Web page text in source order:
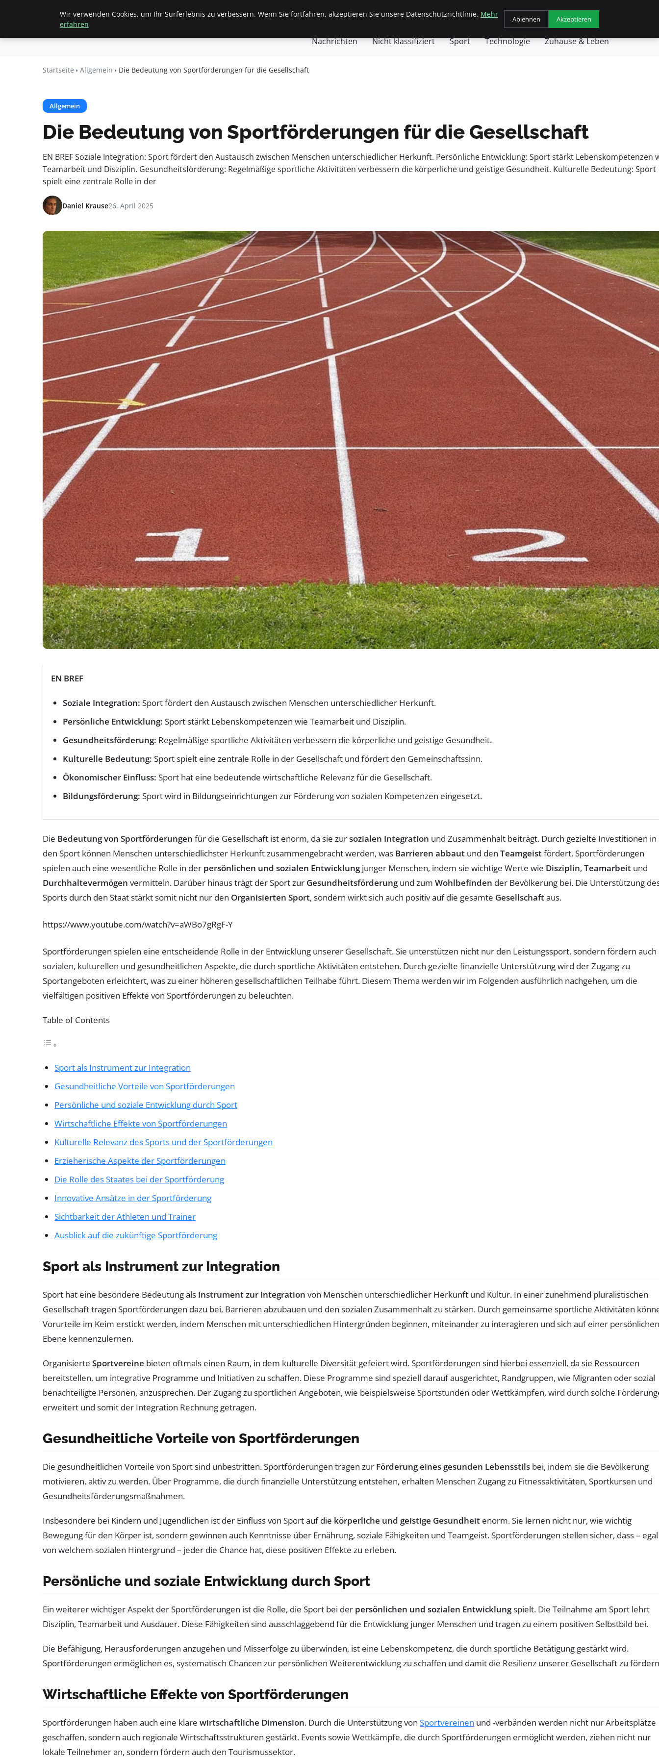
Beyond
Startseite Allgemein Finanzen & Immobilien Frauen / Mode Geschäft Gesundheit Haustiere Kochen
Nachrichten Nicht klassifiziert Sport Technologie Zuhause & Leben
Startseite Allgemein Die Bedeutung von Sportförderungen für die Gesellschaft
Allgemein
Die Bedeutung von Sportförderungen für die Gesellschaft
EN BREF Soziale Integration: Sport fördert den Austausch zwischen Menschen unterschiedlicher Herkunft. Persönliche Entwicklung: Sport stärkt Lebenskompetenzen
Teamarbeit und Disziplin. Gesundheitsförderung: Regelmäßige sportliche Aktivitäten verbessern die körperliche und geistige Gesundheit. Kulturelle Bedeutung: Sport
spielt eine zentrale Rolle in der
Daniel Krause26. April 2025
EN BREF
Soziale Integration: Sport fördert den Austausch zwischen Menschen unterschiedlicher Herkunft.
Persönliche Entwicklung: Sport stärkt Lebenskompetenzen wie Teamarbeit und Disziplin.
Gesundheitsförderung: Regelmäßige sportliche Aktivitäten verbessern die körperliche und geistige Gesundheit.
Kulturelle Bedeutung: Sport spielt eine zentrale Rolle in der Gesellschaft und fördert den Gemeinschaftssinn.
Ökonomischer Einfluss: Sport hat eine bedeutende wirtschaftliche Relevanz für die Gesellschaft.
Bildungsförderung: Sport wird in Bildungseinrichtungen zur Förderung von sozialen Kompetenzen eingesetzt.
Die Bedeutung von Sportförderungen für die Gesellschaft ist enorm, da sie zursozialen Integration und Zusammenhalt beiträgt. Durch gezielte Investitionen in
den Sport können Menschen unterschiedlichster Herkunft zusammengebracht werden, was Barrieren abbaut und den Teamgeistfördert. Sportförderungen
spielen auch eine wesentliche Rolle in der persönlichen und sozialen Entwicklungjunger Menschen, indem sie wichtige Werte wie Disziplin, Teamarbeit und
Durchhaltevermögen vermitteln. Darüber hinaus trägt der Sport zur Gesundheitsförderungund zum Wohlbefinden der Bevölkerung bei. Die Unterstützung
Sports durch den Staat stärkt somit nicht nur den Organisierten Sport, sondern wirkt sich auch positiv auf die gesamte Gesellschaftaus.
https://www.youtube.com/watch?v=aWBo7gRgF-Y
Sportförderungen spielen eine entscheidende Rolle in der Entwicklung unserer Gesellschaft. Sie unterstützen nicht nur den Leistungssport, sondern fördern auch
sozialen, kulturellen und gesundheitlichen Aspekte, die durch sportliche Aktivitäten entstehen. Durch gezielte finanzielle Unterstützung wird der Zugang zu
Sportangeboten erleichtert, was zu einer höheren gesellschaftlichen Teilhabe führt. Diesem Thema werden wir im Folgenden ausführlich nachgehen, um die
vielfältigen positiven Effekte von Sportförderungen zu beleuchten.
Table of Contents
Sport als Instrument zur Integration
Gesundheitliche Vorteile von Sportförderungen
Persönliche und soziale Entwicklung durch Sport
Wirtschaftliche Effekte von Sportförderungen
Kulturelle Relevanz des Sports und der Sportförderungen
Erzieherische Aspekte der Sportförderungen
Die Rolle des Staates bei der Sportförderung
Innovative Ansätze in der Sportförderung
Sichtbarkeit der Athleten und Trainer
Ausblick auf die zukünftige Sportförderung
Sport als Instrument zur Integration
Sport hat eine besondere Bedeutung als Instrument zur Integration von Menschen unterschiedlicher Herkunft und Kultur. In einer zunehmend pluralistischen
Gesellschaft tragen Sportförderungen dazu bei, Barrieren abzubauen und den sozialen Zusammenhalt zu stärken. Durch gemeinsame sportliche Aktivitäten
Vorurteile im Keim erstickt werden, indem Menschen mit unterschiedlichen Hintergründen beginnen, miteinander zu interagieren und sich auf einer persönlichen
Ebene kennenzulernen.
Organisierte Sportvereine bieten oftmals einen Raum, in dem kulturelle Diversität gefeiert wird. Sportförderungen sind hierbei essenziell, da sie Ressourcen
bereitstellen, um integrative Programme und Initiativen zu schaffen. Diese Programme sind speziell darauf ausgerichtet, Randgruppen, wie Migranten oder sozial
benachteiligte Personen, anzusprechen. Der Zugang zu sportlichen Angeboten, wie beispielsweise Sportstunden oder Wettkämpfen, wird durch solche
erweitert und somit der Integration Rechnung getragen.
Gesundheitliche Vorteile von Sportförderungen
Die gesundheitlichen Vorteile von Sport sind unbestritten. Sportförderungen tragen zur Förderung eines gesunden Lebensstils bei, indem sie die Bevölkerung
motivieren, aktiv zu werden. Über Programme, die durch finanzielle Unterstützung entstehen, erhalten Menschen Zugang zu Fitnessaktivitäten, Sportkursen und
Gesundheitsförderungsmaßnahmen.
Insbesondere bei Kindern und Jugendlichen ist der Einfluss von Sport auf die körperliche und geistige Gesundheit enorm. Sie lernen nicht nur, wie wichtig
Bewegung für den Körper ist, sondern gewinnen auch Kenntnisse über Ernährung, soziale Fähigkeiten und Teamgeist. Sportförderungen stellen sicher, dass – egal
von welchem sozialen Hintergrund – jeder die Chance hat, diese positiven Effekte zu erleben.
Persönliche und soziale Entwicklung durch Sport
Ein weiterer wichtiger Aspekt der Sportförderungen ist die Rolle, die Sport bei der persönlichen und sozialen Entwicklungspielt. Die Teilnahme am Sport lehrt
Disziplin, Teamarbeit und Ausdauer. Diese Fähigkeiten sind ausschlaggebend für die Entwicklung junger Menschen und tragen zu einem positiven Selbstbild bei.
Die Befähigung, Herausforderungen anzugehen und Misserfolge zu überwinden, ist eine Lebenskompetenz, die durch sportliche Betätigung gestärkt wird.
Sportförderungen ermöglichen es, systematisch Chancen zur persönlichen Weiterentwicklung zu schaffen und damit die Resilienz unserer Gesellschaft zu
Wirtschaftliche Effekte von Sportförderungen
Sportförderungen haben auch eine klare wirtschaftliche Dimension. Durch die Unterstützung von Sportvereinen und -verbänden werden nicht nur Arbeitsplätze
geschaffen, sondern auch regionale Wirtschaftsstrukturen gestärkt. Events sowie Wettkämpfe, die durch Sportförderungen ermöglicht werden, ziehen nicht nur
lokale Teilnehmer an, sondern fördern auch den Tourismussektor.
Wir verwenden Cookies, um Ihr Surferlebnis zu verbessern. Wenn Sie fortfahren, akzeptieren Sie unsere Datenschutzrichtlinie. Mehr
erfahren
Ablehnen Akzeptieren